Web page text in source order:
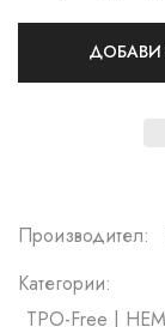
Производител:
Категории:
TPO-Free |